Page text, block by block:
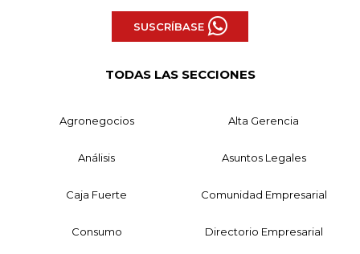
SUSCRÍBASE
TODAS LAS SECCIONES
Agronegocios Alta Gerencia
Análisis Asuntos Legales
Caja Fuerte Comunidad Empresarial
Consumo Directorio Empresarial